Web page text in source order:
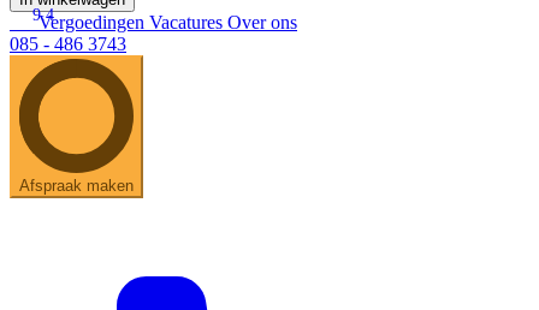
9.4
Vergoedingen Vacatures Over ons
085 - 486 3743
Afspraak maken